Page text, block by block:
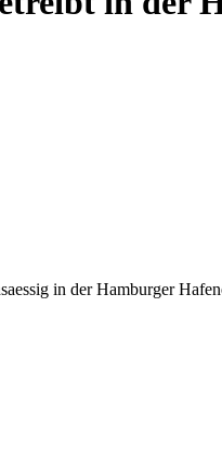
in der Hamburger